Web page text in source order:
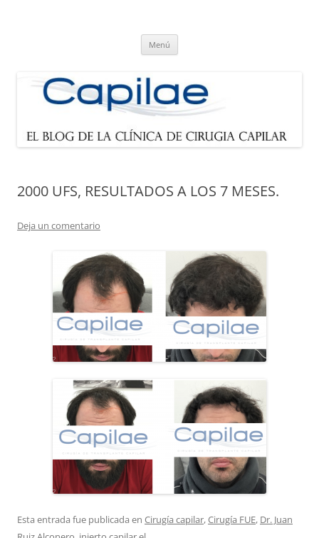
Menú
2000 UFS, RESULTADOS A LOS 7 MESES.
Deja un comentario
Esta entrada fue publicada en Cirugía capilar,Cirugía FUE, Dr. Juan